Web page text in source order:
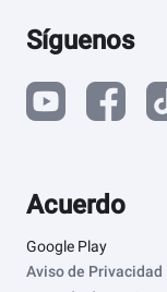
Síguenos
Acuerdo
Google Play
Aviso de Privacidad